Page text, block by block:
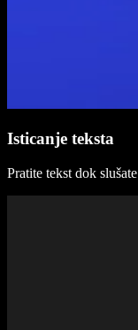
Isticanje teksta
Pratite tekst dok slušate